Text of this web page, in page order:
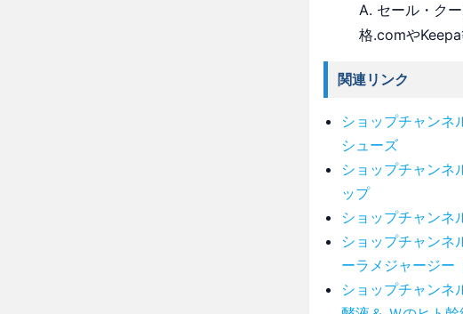
A. セール・ク
格.comやKeepa
関連リンク
ショップチャン
シューズ
ショップチャン
ップ
ショップチャン
ショップチャン
ーラメジャージー
ショップチャン